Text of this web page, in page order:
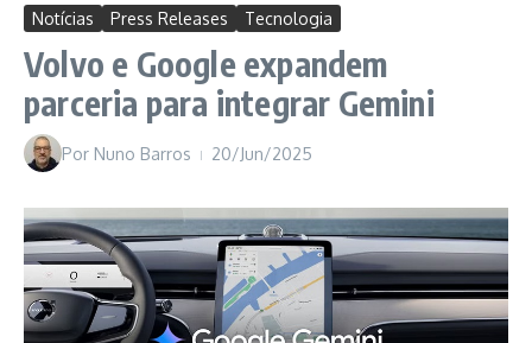
Notícias Press Releases Tecnologia
Volvo e Google expandem
parceria para integrar Gemini
Por Nuno Barros 20/Jun/2025